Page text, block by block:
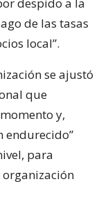
despido a la
de las tasas
local”.
se ajustó
que
y,
endurecido”
para
organización